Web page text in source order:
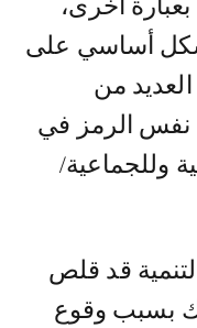
أخرى،
أساسي على
من
نفس الرمز في
وللجماعية/
قد قلص
بسبب وقوع